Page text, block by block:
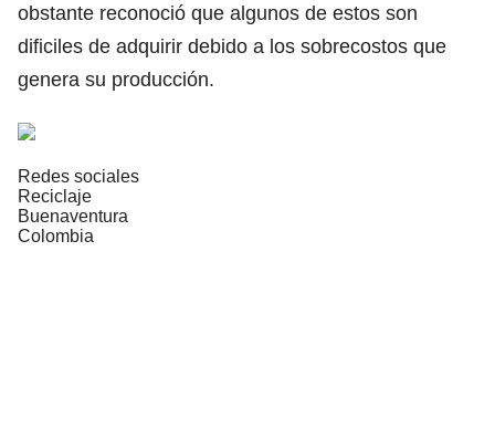
obstante reconoció que algunos de estos son
dificiles de adquirir debido a los sobrecostos que
genera su producción.
Redes sociales
Reciclaje
Buenaventura
Colombia